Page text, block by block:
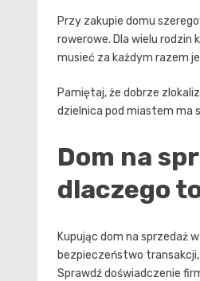
Przy zakupie domu
rowerowe. Dla wielu rodzin
musieć za każdym razem
Pamiętaj, że dobrze
dzielnica pod miastem ma
Dom na
dlaczego
Kupując dom na sprzedaż
bezpieczeństwo
Sprawdź doświadczenie